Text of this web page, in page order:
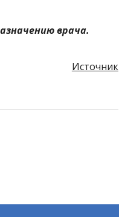
врача.
Источник